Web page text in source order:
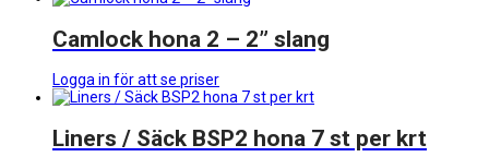
Camlock hona 2 – 2” slang
Logga in för att se priser
Liners / Säck BSP2 hona 7 st per krt